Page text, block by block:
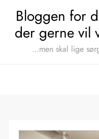
content
Bloggen for
der gerne vil
…men skal lige